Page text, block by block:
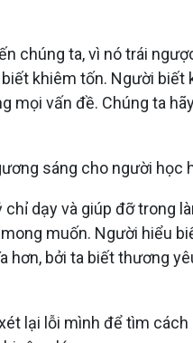
chúng ta, vì nó trái
khiêm tốn. Người
vấn đề. Chúng ta
sáng cho người học
dạy và giúp đỡ trong
muốn. Người hiểu
hơn, bởi ta biết thương
lại lỗi mình để tìm